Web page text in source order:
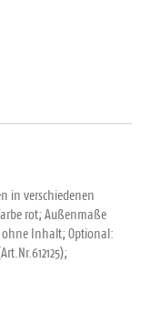
in verschiedenen
rot; Außenmaße
ohne Inhalt; Optional: